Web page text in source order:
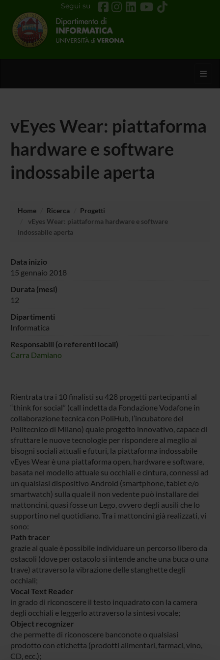
Segui su
vEyes Wear: piattaforma
hardware e software
indossabile aperta
Home Ricerca
Progetti
vEyes Wear: piattaforma hardware e software
indossabile aperta
Data inizio
15 gennaio 2018
Durata (mesi)
12
Dipartimenti
Informatica
Responsabili (o referenti locali)
Carra Damiano
Rientrata tra i 10 finalisti su 428 progetti partecipanti al
“think for social” (call indetta da Fondazione Vodafone in
collaborazione tecnica con PoliHub, l’incubatore del
Politecnico di Milano) quale progetto innovativo, capace di
sfruttare le nuove tecnologie per rispondere al meglio ai
bisogni sociali attuali e futuri, la piattaforma indossabile
vEyes Wear è una piattaforma open, hardware e software,
basata nel modello attuale su occhiali e cintura, connessi ad
un qualsiasi dispositivo Android (smartphone, tablet e/o
smartwatch) sulla quale il non vedente può installare dei
mattoncini, quasi fosse un Lego, ovvero degli ausili che lo
supportino nel quotidiano. Tra i mattoncini già realizzati, vi
sono:
Path tracer
grazie al quale è possibile individuare un percorso libero da
ostacoli (dove per ostacolo si intende anche una buca o una
trave) attraverso la vibrazione delle stanghette degli
occhiali;
Vocal Text Reader
in grado di riconoscere il testo inquadrato con la camera
degli occhiali e leggerlo attraverso la sintesi vocale;
Object recognizer
che permette di riconoscere banconote o qualsiasi
prodotto con etichetta (prodotti alimentari, farmaci, vino,
CD, ecc.);